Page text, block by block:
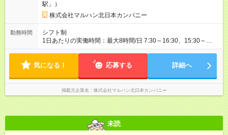
駅」）
株式会社マルハン北日本カンパニー
勤務時間
シフト制
1日あたりの実働時間：最大8時間/日 7:30～16:30、15:30～
24:30 実働1日4時間 ・最低勤務日数：週2日 ★フリーター・学
働は8時間以内です。
気になる！ 応募する 詳細へ
掲載元企業名 株式会社マルハン北日本カンパニー
未読